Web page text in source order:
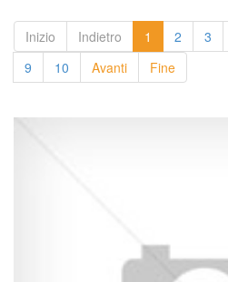
Inizio Indietro 1 2 3
9
10 Avanti Fine